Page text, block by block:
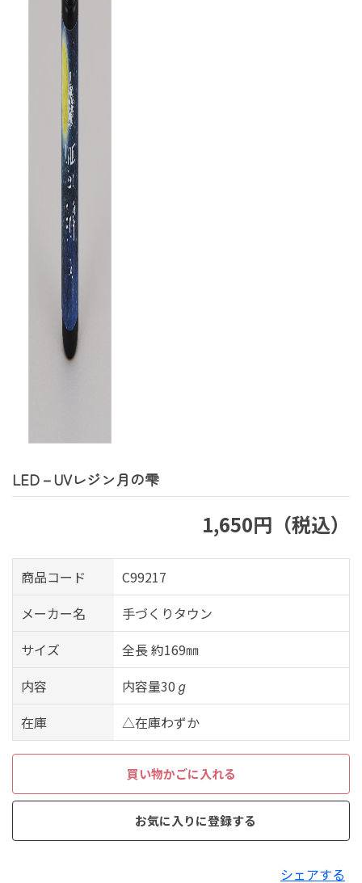
LED－UVレジン月の雫
1,650円（税込）
商品コード
C99217
メーカー名
手づくりタウン
サイズ
全長 約169㎜
内容
内容量30ℊ
在庫
△在庫わずか
買い物かごに入れる
お気に入りに登録する
シェアする